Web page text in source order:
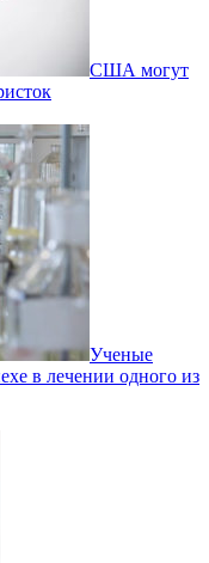
США могут
Ученые
в лечении одного из